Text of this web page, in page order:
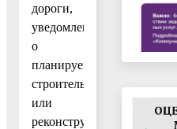
дороги,
уведомление
о
планируемом
строительстве
или
реконструкции